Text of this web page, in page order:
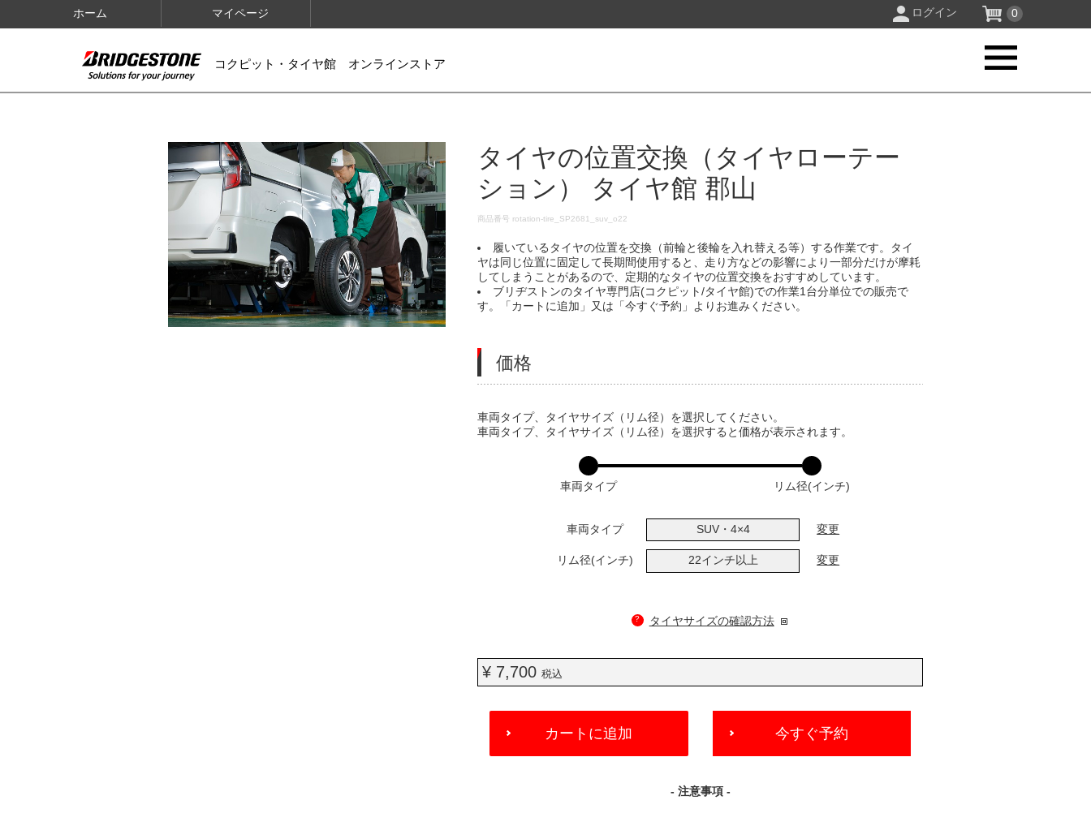
ホーム マイページ ログイン 0
コクピット・タイヤ館 オンラインストア
IMAGES
タイヤの位置交換（タイヤローテー
ション） タイヤ館 郡山
DETAILS
商品番号 rotation-tire_SP2681_suv_o22
履いているタイヤの位置を交換（前輪と後輪を入れ替える等）する作業です。タイ
ヤは同じ位置に固定して長期間使用すると、走り方などの影響により一部分だけが摩耗
してしまうことがあるので、定期的なタイヤの位置交換をおすすめしています。
ブリヂストンのタイヤ専門店(コクピット/タイヤ館)での作業1台分単位での販売で
す。「カートに追加」又は「今すぐ予約」よりお進みください。
価格
VARIATIONS
車両タイプ、タイヤサイズ（リム径）を選択してください。
車両タイプ、タイヤサイズ（リム径）を選択すると価格が表示されます。
車両タイプ リム径(インチ)
車両タイプ SUV・4×4 変更
リム径(インチ) 22インチ以上 変更
? タイヤサイズの確認方法
¥ 7,700税込
ADD
CART
カートに追加 今すぐ予約
- 注意事項 -